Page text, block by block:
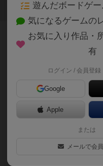
7
280名 4名 0
１９９５年のゲームです
で、おもろいです！
基本は数の大きさ比べで
ます。このゲームのミソ
特殊カード系のゲームは
遊んだボードゲ
気になるゲームの
お気に入り作品・
有
ログイン / 会員登録
Google
Apple
または
メールで会